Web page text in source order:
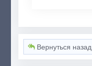
Вернуться назад